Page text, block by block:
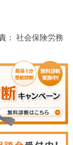
： 社会保険労務